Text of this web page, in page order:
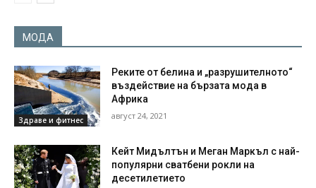
МОДА
Здраве и фитнес
Реките от белина и „разрушителното“
въздействие на бързата мода в
Африка
август 24, 2021
Кейт Мидълтън и Меган Маркъл с най-
популярни сватбени рокли на
десетилетието